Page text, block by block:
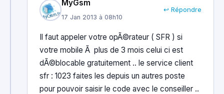
MyGsm
17 Jan 2013 à 08h10
↩ Répondre
Il faut appeler votre opÃ©rateur ( SFR ) si
votre mobile Ã plus de 3 mois celui ci est
dÃ©blocable gratuitement .. le service client
sfr : 1023 faites les depuis un autres poste
pour pouvoir saisir le code avec le conseiller ..